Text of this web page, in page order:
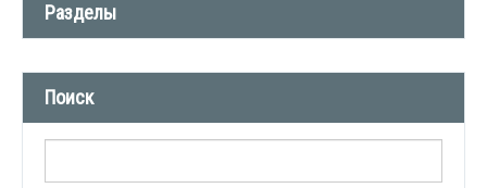
Разделы
Новости компании (509)
СМИ о нас (1)
Поиск